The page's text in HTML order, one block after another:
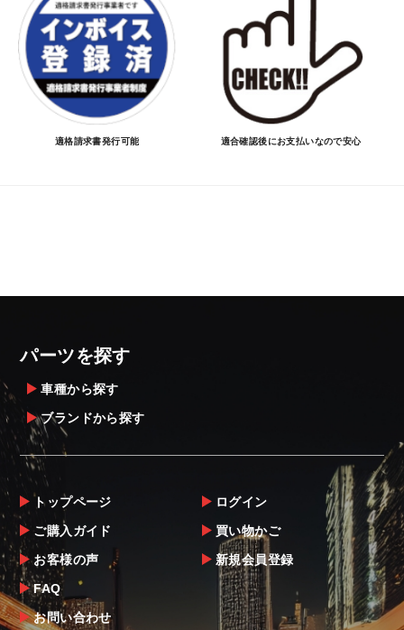
適格請求書発行可能 適合確認後にお支払いなので安心
パーツを探す
車種から探す
ブランドから探す
トップページ
ご購入ガイド
お客様の声
FAQ
お問い合わせ
ログイン
買い物かご
新規会員登録